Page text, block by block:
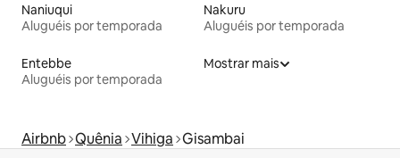
Naniuqui
Aluguéis por temporada
Nakuru
Aluguéis por temporada
Entebbe
Aluguéis por temporada
Mostrar mais
Airbnb Quênia Vihiga Gisambai